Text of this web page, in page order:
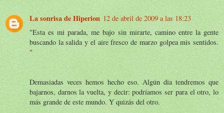
La sonrisa de Hiperion 12 de abril de 2009 a las 18:23
"Esta es mi parada, me bajo sin mirarte, camino entre la gente
buscando la salida y el aire fresco de marzo golpea mis sentidos.
"
Demasiadas veces hemos hecho eso. Algún dia tendremos que
bajarnos, darnos la vuelta, y decir: podríamos ser para el otro, lo
más grande de este mundo. Y quizás del otro.